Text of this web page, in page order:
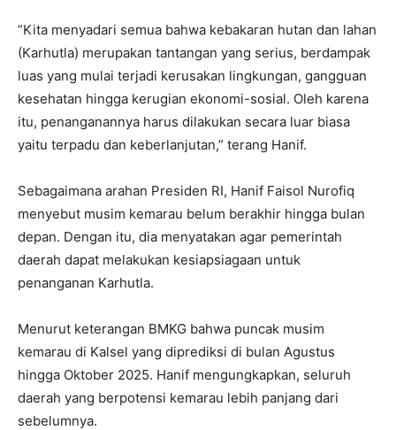
‎”Kita menyadari semua bahwa kebakaran hutan dan lahan
(Karhutla) merupakan tantangan yang serius, berdampak
luas yang mulai terjadi kerusakan lingkungan, gangguan
kesehatan hingga kerugian ekonomi-sosial. Oleh karena
itu, penanganannya harus dilakukan secara luar biasa
yaitu terpadu dan keberlanjutan,” terang Hanif.
‎Sebagaimana arahan Presiden RI, Hanif Faisol Nurofiq
menyebut musim kemarau belum berakhir hingga bulan
depan. Dengan itu, dia menyatakan agar pemerintah
daerah dapat melakukan kesiapsiagaan untuk
penanganan Karhutla.
‎Menurut keterangan BMKG bahwa puncak musim
kemarau di Kalsel yang diprediksi di bulan Agustus
hingga Oktober 2025. Hanif mengungkapkan, seluruh
daerah yang berpotensi kemarau lebih panjang dari
sebelumnya.